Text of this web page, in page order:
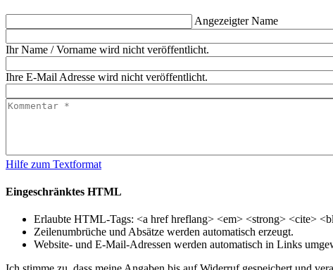
Angezeigter Name
Ihr Name / Vorname wird nicht veröffentlicht.
Ihre E-Mail Adresse wird nicht veröffentlicht.
Hilfe zum Textformat
Eingeschränktes HTML
Erlaubte HTML-Tags: <a href hreflang> <em> <strong> <cite>
Zeilenumbrüche und Absätze werden automatisch erzeugt.
Website- und E-Mail-Adressen werden automatisch in Links